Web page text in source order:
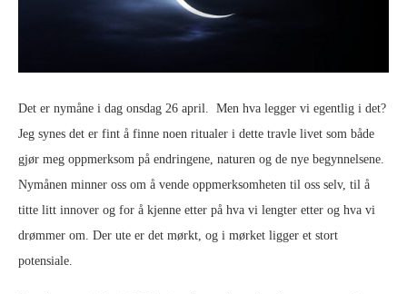
Det er nymåne i dag onsdag 26 april. Men hva legger vi egentlig i det?
Jeg synes det er fint å finne noen ritualer i dette travle livet som både
gjør meg oppmerksom på endringene, naturen og de nye begynnelsene.
Nymånen minner oss om å vende oppmerksomheten til oss selv, til å
titte litt innover og for å kjenne etter på hva vi lengter etter og hva vi
drømmer om. Der ute er det mørkt, og i mørket ligger et stort
potensiale.